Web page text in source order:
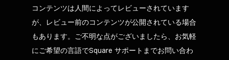
コンテンツは人間によってレビューされています
が、レビュー前のコンテンツが公開されている場合
もあります。ご不明な点がございましたら、お気軽
にご希望の言語でSquare サポートまでお問い合わ